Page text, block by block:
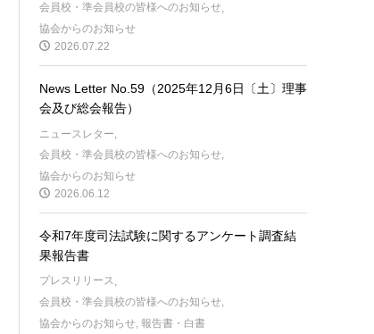
会員校・準会員校の皆様へのお知らせ
協会からのお知らせ
2026.07.22
News Letter No.59（2025年12月6日〔土〕理事
会及び総会報告）
ニュースレター
会員校・準会員校の皆様へのお知らせ,
協会からのお知らせ
2026.06.12
令和7年度司法試験に関するアンケート調査結
果報告書
プレスリリース
会員校・準会員校の皆様へのお知らせ,
協会からのお知らせ ,報告書・白書